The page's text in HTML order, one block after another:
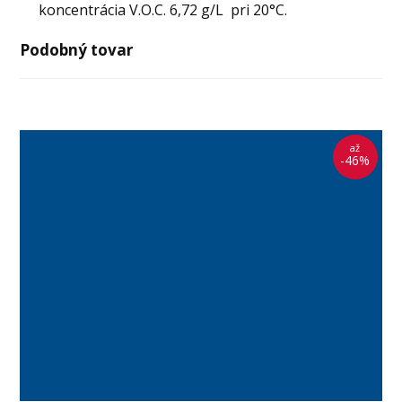
koncentrácia V.O.C. 6,72 g/L pri 20°C.
Podobný tovar
až
-46%
až
-39%
až
-39%
až
-46%
až
-15%
až
-39%
až
-39%
až
-51%
až
-46%
až
-46%
až
-46%
až
-46%